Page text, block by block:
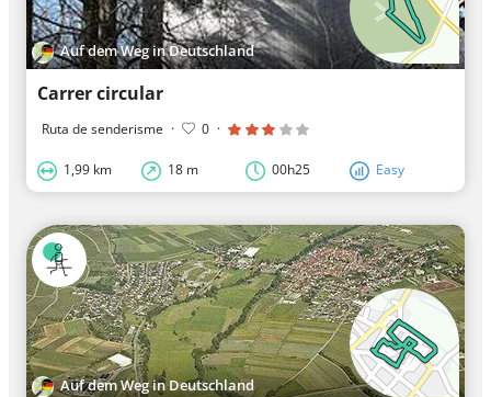
Auf dem Weg in Deutschland
Carrer circular
Ruta de senderisme · 0 ·
1,99 km 18 m 00h25 Easy
Auf dem Weg in Deutschland